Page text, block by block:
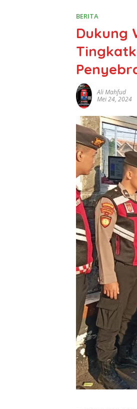
BERITA
Dukung
Ali Mahfud
Mei 24, 2024